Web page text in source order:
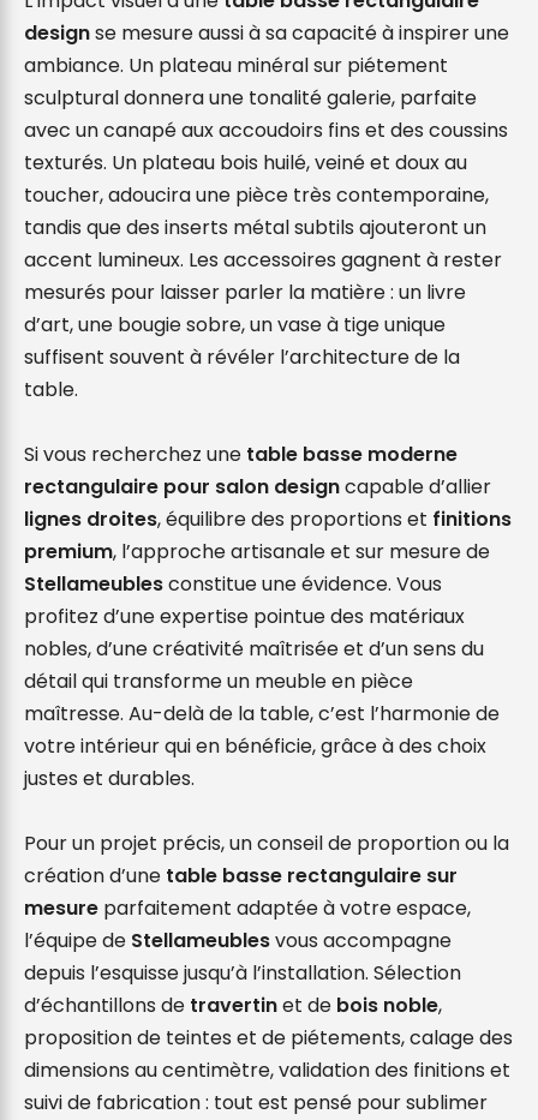
design se mesure aussi à sa capacité à inspirer une
ambiance. Un plateau minéral sur piétement
sculptural donnera une tonalité galerie, parfaite
avec un canapé aux accoudoirs fins et des coussins
texturés. Un plateau bois huilé, veiné et doux au
toucher, adoucira une pièce très contemporaine,
tandis que des inserts métal subtils ajouteront un
accent lumineux. Les accessoires gagnent à rester
mesurés pour laisser parler la matière : un livre
d’art, une bougie sobre, un vase à tige unique
suffisent souvent à révéler l’architecture de la
table.
Si vous recherchez une table basse moderne
rectangulaire pour salon design
lignes droites, équilibre des proportions et finitions
premium
Stellameubles constitue une évidence. Vous
profitez d’une expertise pointue des matériaux
nobles, d’une créativité maîtrisée et d’un sens du
détail qui transforme un meuble en pièce
maîtresse. Au-delà de la table, c’est l’harmonie de
votre intérieur qui en bénéficie, grâce à des choix
justes et durables.
Pour un projet précis, un conseil de proportion ou la
création d’une table basse rectangulaire sur
mesure parfaitement adaptée à votre espace,
l’équipe de Stellameubles vous accompagne
depuis l’esquisse jusqu’à l’installation. Sélection
d’échantillons de travertin et de bois noble,
proposition de teintes et de piétements, calage des
dimensions au centimètre, validation des finitions et
suivi de fabrication : tout est pensé pour sublimer